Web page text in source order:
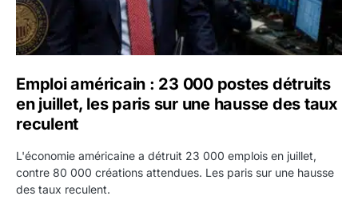
Emploi américain : 23 000 postes détruits
en juillet, les paris sur une hausse des taux
reculent
L'économie américaine a détruit 23 000 emplois en juillet,
contre 80 000 créations attendues. Les paris sur une hausse
des taux reculent.